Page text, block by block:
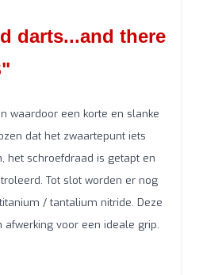
darts...and there
waardoor een korte en slanke
dat het zwaartepunt iets
het schroefdraad is getapt en
Tot slot worden er nog
/ tantalium nitride. Deze
voor een ideale grip.